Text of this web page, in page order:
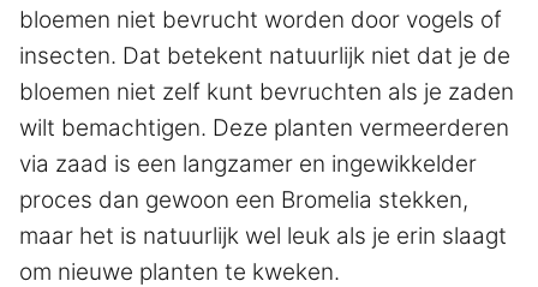
bloemen niet bevrucht worden door vogels of
insecten. Dat betekent natuurlijk niet dat je de
bloemen niet zelf kunt bevruchten als je zaden
wilt bemachtigen. Deze planten vermeerderen
via zaad is een langzamer en ingewikkelder
proces dan gewoon een Bromelia stekken,
maar het is natuurlijk wel leuk als je erin slaagt
om nieuwe planten te kweken.